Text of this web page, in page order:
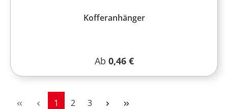
Kofferanhänger
Regulärer Preis:
Ab 0,46 €
Seite
1 Seite
2 Seite
3